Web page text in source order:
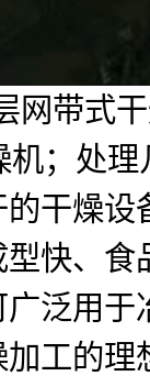
网带式
机；处
干燥
型快、
泛用
工的理